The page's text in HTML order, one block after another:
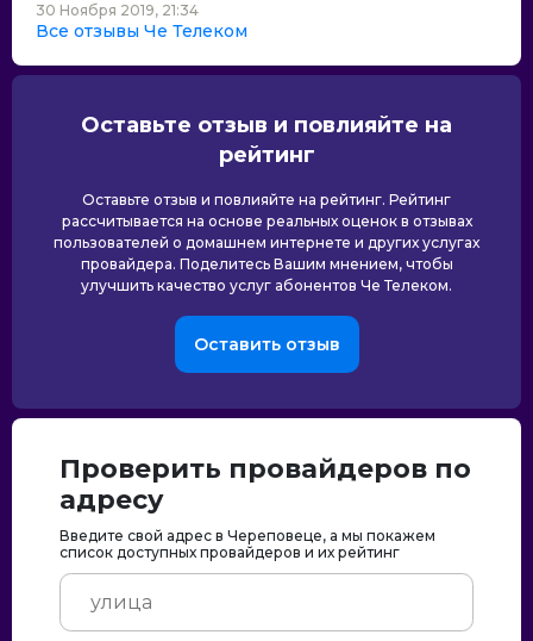
30 Ноября 2019, 21:34
Все отзывы Че Телеком
Оставьте отзыв и повлияйте на
рейтинг
Оставьте отзыв и повлияйте на рейтинг. Рейтинг
рассчитывается на основе реальных оценок в отзывах
пользователей о домашнем интернете и других услугах
провайдера. Поделитесь Вашим мнением, чтобы
улучшить качество услуг абонентов Че Телеком.
Оставить отзыв
Проверить провайдеров по
адресу
Введите свой адрес в Череповеце, а мы покажем
список доступных провайдеров и их рейтинг